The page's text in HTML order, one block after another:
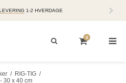
0
/ RIG-TIG /
30 x 40 cm